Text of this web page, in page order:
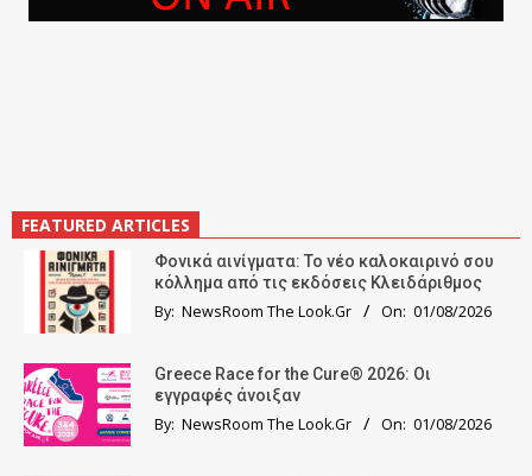
FEATURED ARTICLES
Φονικά αινίγματα: Το νέο καλοκαιρινό σου
κόλλημα από τις εκδόσεις Κλειδάριθμος
By: NewsRoom The Look.Gr On: 01/08/2026
Greece Race for the Cure® 2026: Οι
εγγραφές άνοιξαν
By: NewsRoom The Look.Gr On: 01/08/2026